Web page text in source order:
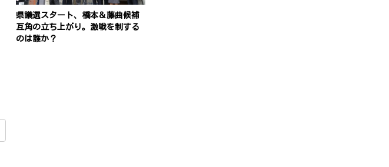
県議選スタート、橋本＆藤曲候補
互角の立ち上がり。激戦を制する
のは誰か？